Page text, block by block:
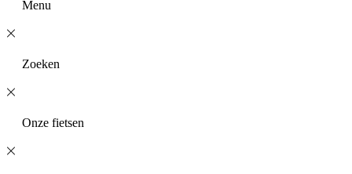
Menu
Zoeken
Onze fietsen